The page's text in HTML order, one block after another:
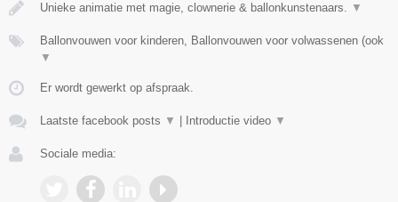
Unieke animatie met magie, clownerie & ballonkunstenaars. ▼
Ballonvouwen voor kinderen, Ballonvouwen voor volwassenen (ook
▼
Er wordt gewerkt op afspraak.
Laatste facebook posts ▼ Introductie video ▼
Sociale media: